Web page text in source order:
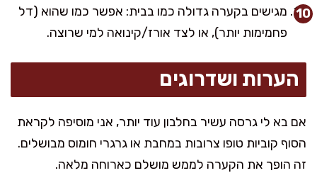
מגישים בקערה גדולה כמו בבית: אפשר כמו שהוא (דל
פחמימות יותר), או לצד אורז/קינואה למי שרוצה.
הערות ושדרוגים
אם בא לי גרסה עשיר בחלבון עוד יותר, אני מוסיפה לקראת
הסוף קוביות טופו צרובות במחבת או גרגרי חומוס מבושלים.
זה הופך את הקערה לממש מושלם כארוחה מלאה.